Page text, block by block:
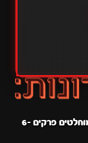
אתה ואני הפכים מוחלטים פרקים 6-